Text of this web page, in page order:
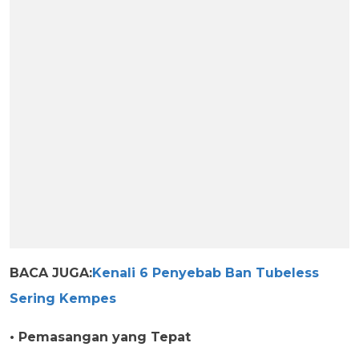
BACA JUGA:Kenali 6 Penyebab Ban Tubeless
Sering Kempes
• Pemasangan yang Tepat